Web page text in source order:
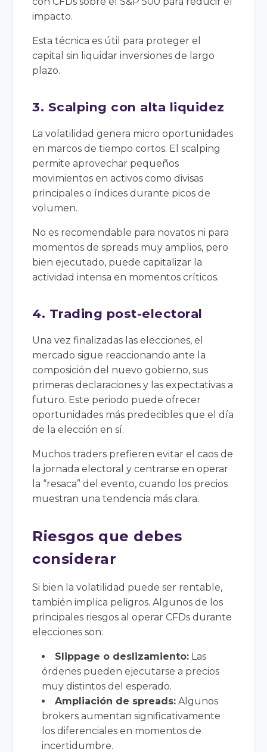
impacto.
Esta técnica es útil para proteger el
capital sin liquidar inversiones de largo
plazo.
3. Scalping con alta liquidez
La volatilidad genera micro oportunidades
en marcos de tiempo cortos. El scalping
permite aprovechar pequeños
movimientos en activos como divisas
principales o índices durante picos de
volumen.
No es recomendable para novatos ni para
momentos de spreads muy amplios, pero
bien ejecutado, puede capitalizar la
actividad intensa en momentos críticos.
4. Trading post-electoral
Una vez finalizadas las elecciones, el
mercado sigue reaccionando ante la
composición del nuevo gobierno, sus
primeras declaraciones y las expectativas a
futuro. Este periodo puede ofrecer
oportunidades más predecibles que el día
de la elección en sí.
Muchos traders prefieren evitar el caos de
la jornada electoral y centrarse en operar
la “resaca” del evento, cuando los precios
muestran una tendencia más clara.
Riesgos que debes
considerar
Si bien la volatilidad puede ser rentable,
también implica peligros. Algunos de los
principales riesgos al operar CFDs durante
elecciones son:
Slippage o deslizamiento: Las
órdenes pueden ejecutarse a precios
muy distintos del esperado.
Ampliación de spreads: Algunos
brokers aumentan significativamente
los diferenciales en momentos de
incertidumbre.